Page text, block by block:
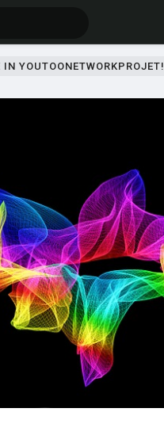
YOUTOONETWORKPROJET!